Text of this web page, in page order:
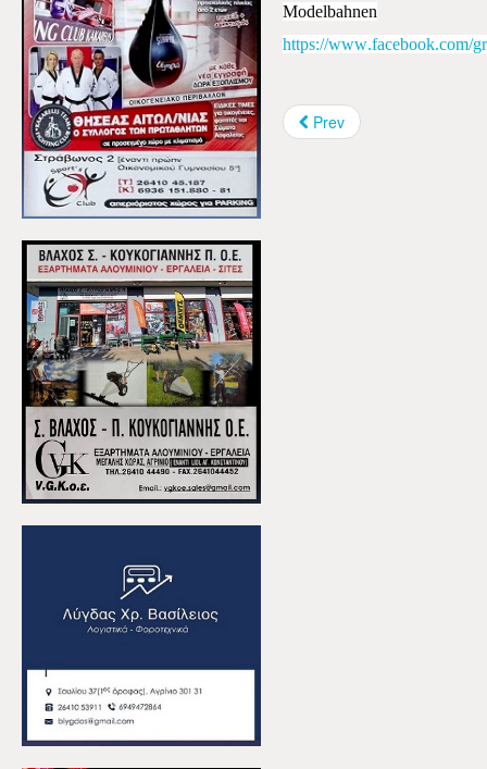
Modelbahnen
https://www.facebook.com/
Prev